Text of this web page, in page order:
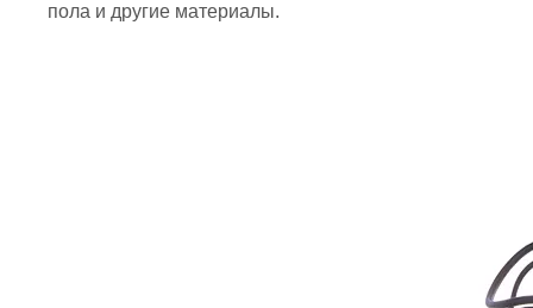
пола и другие материалы.